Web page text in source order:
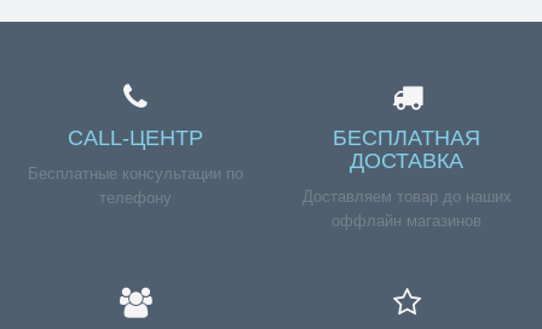
CALL-ЦЕНТР
Бесплатные консультации по
телефону
БЕСПЛАТНАЯ
ДОСТАВКА
Доставляем товар до наших
оффлайн магазинов